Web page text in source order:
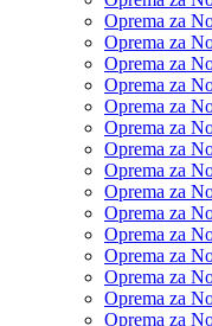
Oprema za
Oprema za
Oprema za
Oprema za
Oprema za
Oprema za
Oprema za
Oprema za
Oprema za
Oprema za
Oprema za
Oprema za
Oprema za
Oprema za
Oprema za